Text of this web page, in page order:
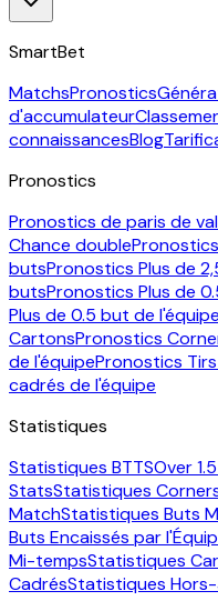
SmartBet
MatchsPronostics
d'accumulateur
connaissancesBlog
Pronostics
Pronostics de paris de
Chance double
butsPronostics Plus de
butsPronostics Plus de
Plus de 0.5 but de l'équipe
CartonsPronostics
de l'équipePronostics
cadrés de l'équipe
Statistiques
Statistiques BTTSOver
StatsStatistiques
MatchStatistiques Buts
Buts Encaissés par
Mi-tempsStatistiques
CadrésStatistiques